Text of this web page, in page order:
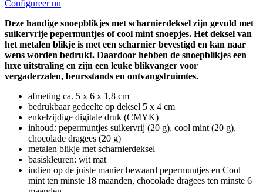
Configureer nu
Deze handige snoepblikjes met scharnierdeksel zijn gevuld met
suikervrije pepermuntjes of cool mint snoepjes. Het deksel van
het metalen blikje is met een scharnier bevestigd en kan naar
wens worden bedrukt. Daardoor hebben de snoepblikjes een
luxe uitstraling en zijn een leuke blikvanger voor
vergaderzalen, beursstands en ontvangstruimtes.
afmeting ca. 5 x 6 x 1,8 cm
bedrukbaar gedeelte op deksel 5 x 4 cm
enkelzijdige digitale druk (CMYK)
inhoud: pepermuntjes suikervrij (20 g), cool mint (20 g),
chocolade dragees (20 g)
metalen blikje met scharnierdeksel
basiskleuren: wit mat
indien op de juiste manier bewaard pepermuntjes en Cool
mint ten minste 18 maanden, chocolade dragees ten minste 6